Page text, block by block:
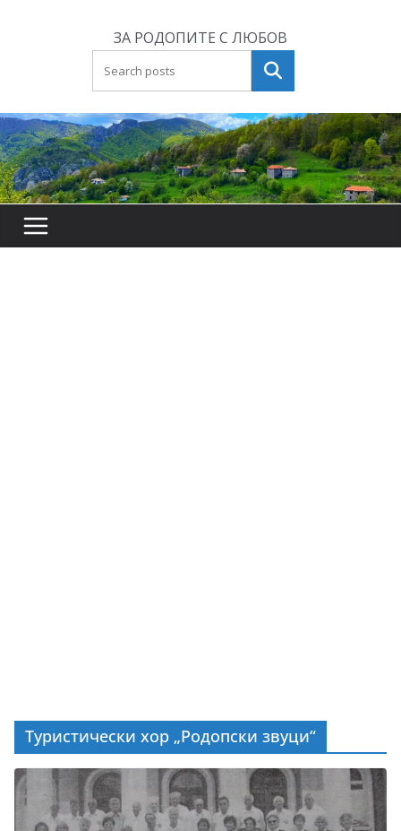
ЗА РОДОПИТЕ С ЛЮБОВ
Търсене
Туристически хор „Родопски звуци“